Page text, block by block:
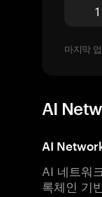
마지막
AI
AI
AI 네트워
록체인 기